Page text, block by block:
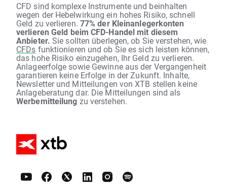
CFD sind komplexe Instrumente und beinhalten
wegen der Hebelwirkung ein hohes Risiko, schnell
Geld zu verlieren. 77% der Kleinanlegerkonten
verlieren Geld beim CFD-Handel mit diesem
Anbieter. Sie sollten überlegen, ob Sie verstehen, wie
CFDs funktionieren und ob Sie es sich leisten können,
das hohe Risiko einzugehen, Ihr Geld zu verlieren.
Anlageerfolge sowie Gewinne aus der Vergangenheit
garantieren keine Erfolge in der Zukunft. Inhalte,
Newsletter und Mitteilungen von XTB stellen keine
Anlageberatung dar. Die Mitteilungen sind als
Werbemitteilung zu verstehen.